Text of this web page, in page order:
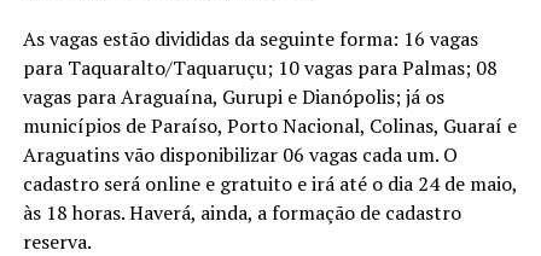
As vagas estão divididas da seguinte forma: 16 vagas
para Taquaralto/Taquaruçu; 10 vagas para Palmas; 08
vagas para Araguaína, Gurupi e Dianópolis; já os
municípios de Paraíso, Porto Nacional, Colinas, Guaraí e
Araguatins vão disponibilizar 06 vagas cada um. O
cadastro será online e gratuito e irá até o dia 24 de maio,
às 18 horas. Haverá, ainda, a formação de cadastro
reserva.